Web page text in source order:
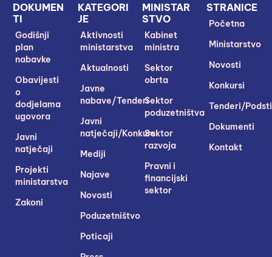
STRANICE
Početna
Ministarstvo
Novosti
Konkursi
Tenderi/
Dokumenti
Kontakt
MINISTAR
STVO
Kabinet
ministra
Sektor
obrta
Sektor
poduzetništva
Sektor
razvoja
Pravni i
financijski
sektor
KATEGORI
JE
Aktivnosti
ministarstva
Aktualnosti
Javne
nabave/Tenderi
Javni
natječaji/Konkursi
Mediji
Najave
Novosti
Poduzetništvo
Poticaji
DOKUMEN
TI
Godišnji
plan
nabavke
Obavijesti
o
dodjelama
ugovora
Javni
natječaji
Projekti
ministarstva
Zakoni